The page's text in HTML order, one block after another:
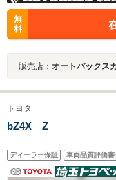
無
料
販売店： オートバックス
トヨタ
bZ4X Z
ディーラー保証 車両品質評価書